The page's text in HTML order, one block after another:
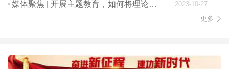
媒体聚焦 | 开展主题教育，如何将理论学习贯穿始终
2023-10-27
更多